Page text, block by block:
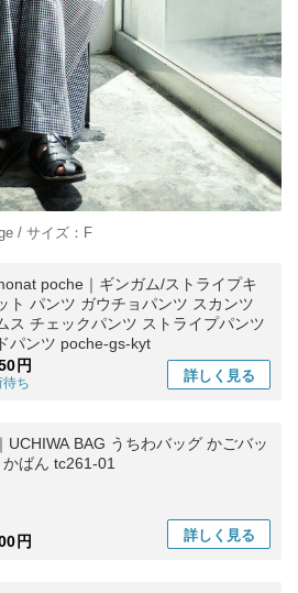
/ サイズ：F
poche｜ギンガム/ストライプキ
ト パンツ ガウチョパンツ スカンツ
ス チェックパンツ ストライプパンツ
パンツ poche-gs-kyt
円
待ち 詳しく 見る
UCHIWA BAG うちわバッグ かごバッ
かばん tc261-01
円 詳しく 見る